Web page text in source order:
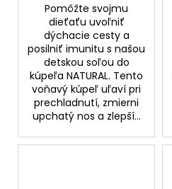
Pomôžte svojmu
dieťaťu uvoľniť
dýchacie cesty a
posilniť imunitu s našou
detskou soľou do
kúpeľa NATURAL. Tento
voňavý kúpeľ uľaví pri
prechladnutí, zmierni
upchatý nos a zlepší...